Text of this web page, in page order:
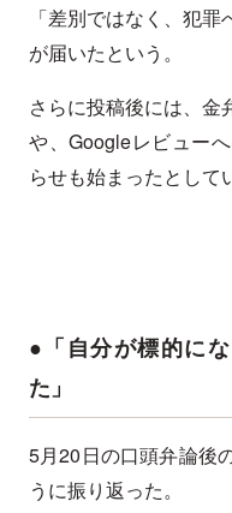
「差別ではなく、犯
が届いたという。
さらに投稿後には、金
や、Googleレビュー
らせも始まったとして
●「自分が標的に
た」
5月20日の口頭弁論後
うに振り返った。